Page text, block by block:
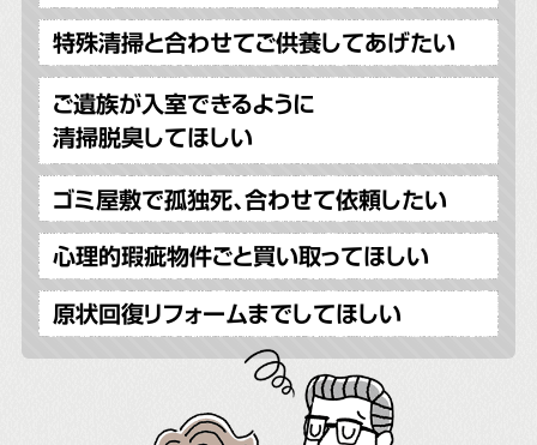
特殊清掃と合わせてご供養してあげたい
ご遺族が入室できるように
清掃脱臭してほしい
ゴミ屋敷で孤独死、合わせて依頼したい
心理的瑕疵物件ごと買い取ってほしい
原状回復リフォームまでしてほしい